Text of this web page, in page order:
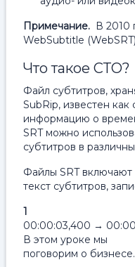
Примечание. В 2010
WebSubtitle
Что такое СТО?
Файл субтитров,
SubRip, известен
информацию о
SRT можно
субтитров в
Файлы SRT
текст субтитров,
1
00:00:03,400 →
В этом уроке мы
поговорим о